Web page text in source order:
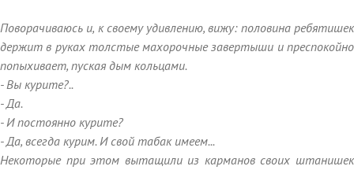
Поворачиваюсь и, к своему удивлению, вижу: половина ребятишек
держит в руках толстые махорочные завертыши и преспокойно
попыхивает, пуская дым кольцами.
- Вы курите?..
- Да.
- И постоянно курите?
- Да, всегда курим. И свой табак имеем...
Некоторые при этом вытащили из карманов своих штанишек